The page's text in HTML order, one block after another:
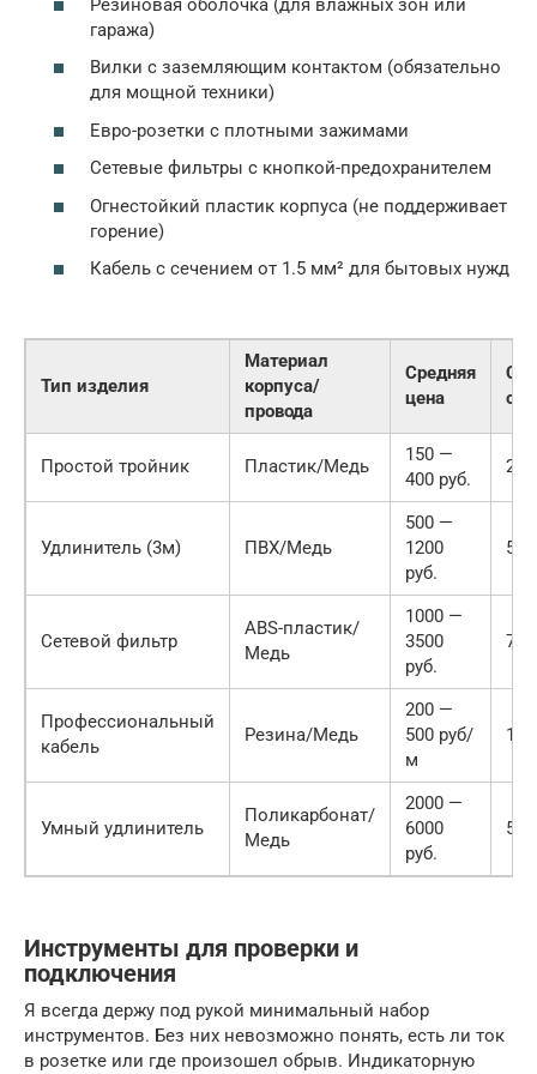
Резиновая оболочка (для влажных зон или
гаража)
Вилки с заземляющим контактом (обязательно
для мощной техники)
Евро-розетки с плотными зажимами
Сетевые фильтры с кнопкой-предохранителем
Огнестойкий пластик корпуса (не поддерживает
горение)
Кабель с сечением от 1.5 мм² для бытовых нужд
Тип изделия
Материал
корпуса/
провода
Средняя
цена
Простой тройник Пластик/Медь
150 —
400 руб.
2-3
Удлинитель (3м) ПВХ/Медь
500 —
1200
руб.
5
Сетевой фильтр
ABS-пластик/
Медь
1000 —
3500
руб.
7-
Профессиональный
кабель
Резина/Медь
200 —
500 руб/
м
15
Умный удлинитель
Поликарбонат/
Медь
2000 —
6000
руб.
5
Инструменты для проверки и
подключения
Я всегда держу под рукой минимальный набор
инструментов. Без них невозможно понять, есть ли ток
в розетке или где произошел обрыв. Индикаторную